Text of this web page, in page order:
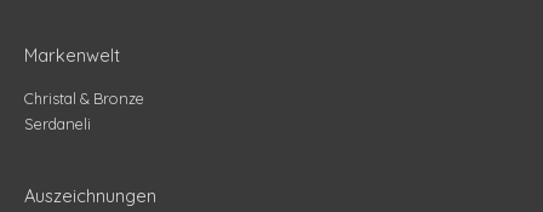
Markenwelt
Christal & Bronze
Serdaneli
Auszeichnungen